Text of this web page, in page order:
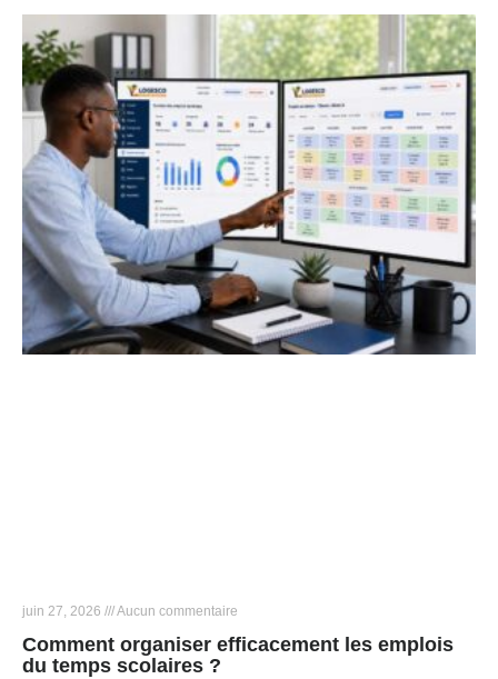
juin 27, 2026 Aucun commentaire
Comment organiser efficacement les emplois
du temps scolaires ?